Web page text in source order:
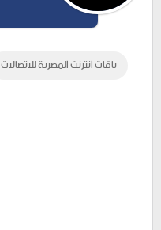
باقات انترنت المصرية للاتصالات